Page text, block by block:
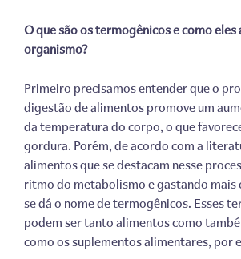
O que são os termogênicos e como eles
organismo?
Primeiro precisamos entender que o
digestão de alimentos promove um
da temperatura do corpo, o que
gordura. Porém, de acordo com a
alimentos que se destacam nesse
ritmo do metabolismo e gastando mais
se dá o nome de termogênicos. Esses
podem ser tanto alimentos como
como os suplementos alimentares, por